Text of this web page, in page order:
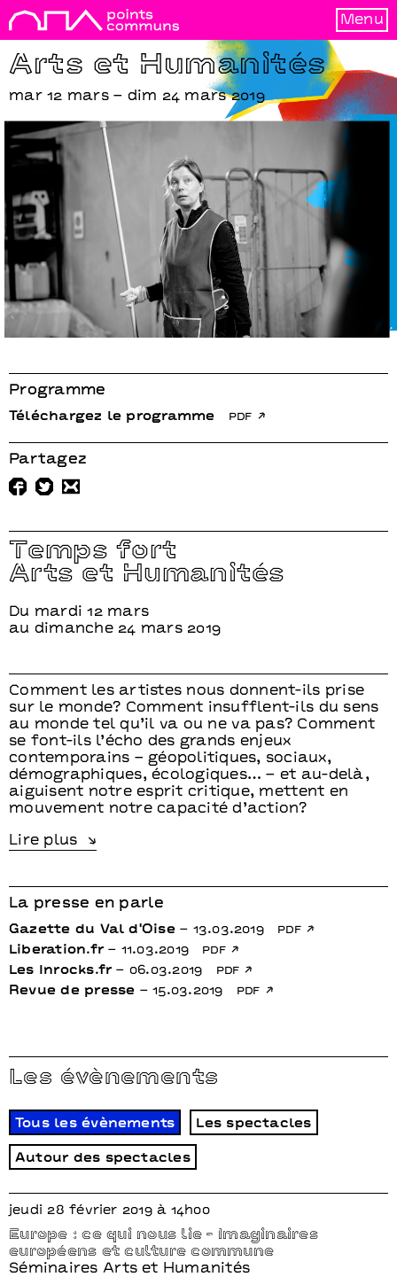
Menu
Arts et Humanités
mar 12 mars – dim 24 mars 2019
Alexander Zeldin
Temps fort
Arts et Humanités
Du mardi 12 mars
au dimanche 24 mars 2019
Comment les artistes nous donnent-ils prise
sur le monde? Comment insufflent-ils du sens
au monde tel qu’il va ou ne va pas? Comment
se font-ils l’écho des grands enjeux
contemporains – géopolitiques, sociaux,
démographiques, écologiques… – et au-delà,
aiguisent notre esprit critique, mettent en
mouvement notre capacité d’action?
La presse en parle
Gazette du Val d'Oise – 13.03.2019
pdf
Liberation.fr– 11.03.2019
pdf
Les Inrocks.fr– 06.03.2019
pdf
Revue de presse – 15.03.2019 pdf
Programme
Téléchargez le programme pdf
Partagez
Les évènements
Tous les évènements Les spectacles
Autour des spectacles
jeudi 28 février 2019 à 14h00
Europe : ce qui nous lie - Imaginaires
européens et culture commune
Séminaires Arts et Humanités